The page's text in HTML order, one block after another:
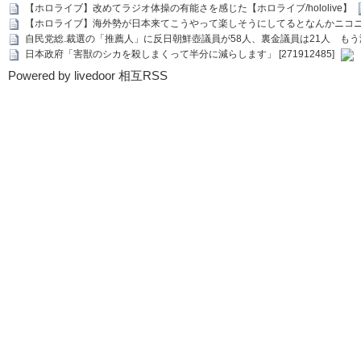
【ホロライブ】改めてラジオ体操の有能さを感じた【ホロライブ/hololive】
【ホロライブ】海外勢が日本来てこうやって楽しそうにしてるとなんかニコ
自民党総.裁選の「推薦人」に反日朝鮮壺議員が58人、裏金議員は21人 も
日本政府「害獣のシカを殺しまくって半分に減らします」 [271912485]
Powered by livedoor 相互RSS